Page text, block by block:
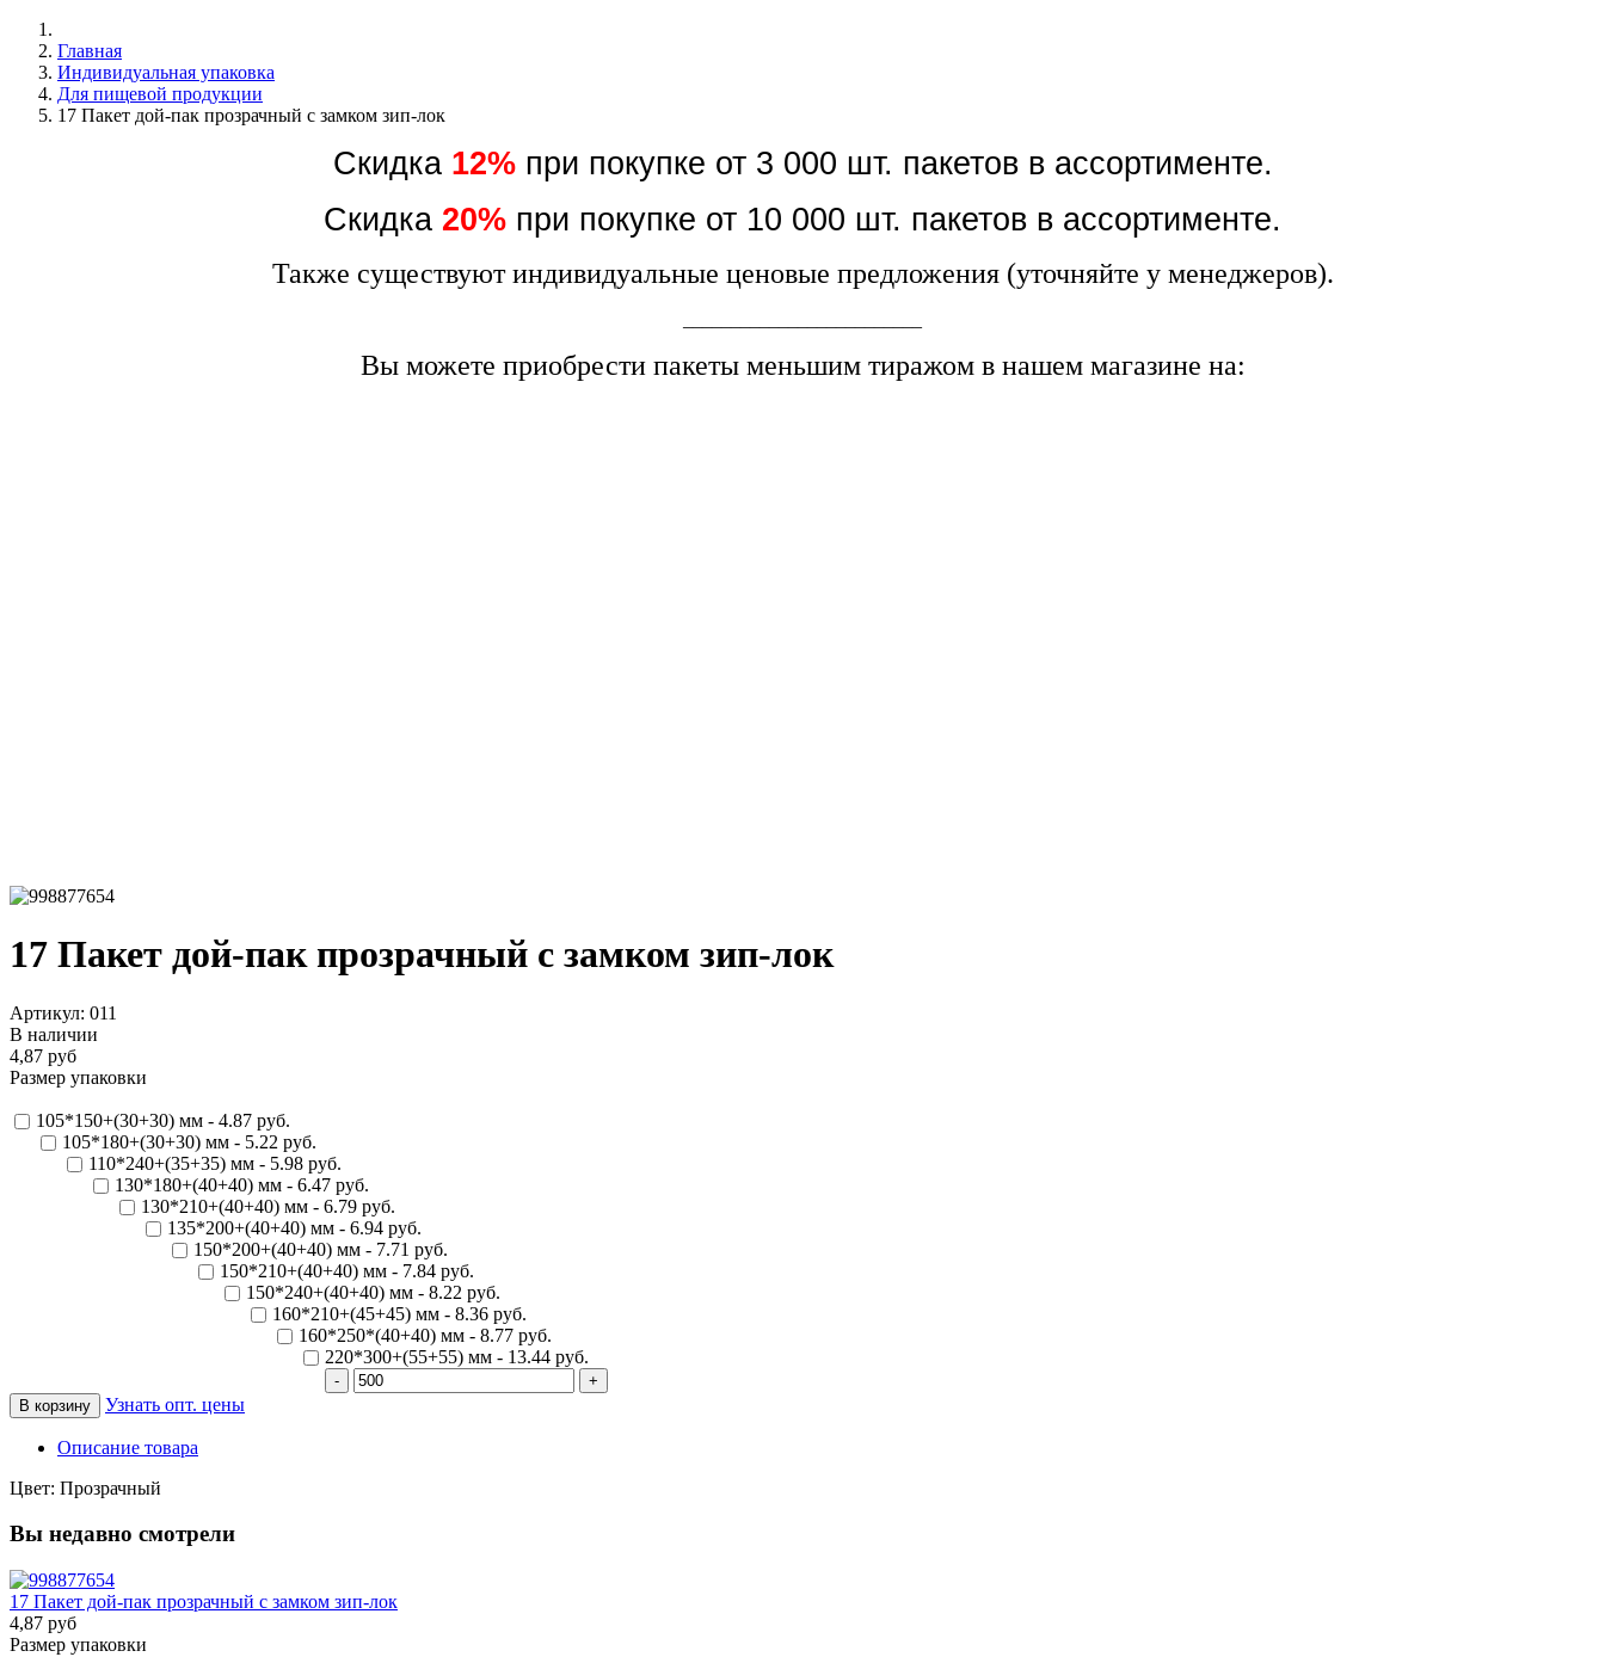
Главная
Индивидуальная упаковка
Для пищевой продукции
17 Пакет дой-пак прозрачный с замком зип-лок
Скидка 12%при покупке от 3 000 шт. пакетов в ассортименте.
Скидка 20% при покупке от 10 000 шт. пакетов в ассортименте.
Также существуют индивидуальные ценовые предложения (уточняйте у менеджеров).
Вы можете приобрести пакеты меньшим тиражом в нашем магазине на:
17 Пакет дой-пак прозрачный с замком зип-лок
Артикул: 011
В наличии
4,87 руб
Размер упаковки
105*150+(30+30) мм - 4.87 руб.
105*180+(30+30) мм - 5.22 руб.
110*240+(35+35) мм - 5.98 руб.
130*180+(40+40) мм - 6.47 руб.
130*210+(40+40) мм - 6.79 руб.
135*200+(40+40) мм - 6.94 руб.
150*200+(40+40) мм - 7.71 руб.
150*210+(40+40) мм - 7.84 руб.
150*240+(40+40) мм - 8.22 руб.
160*210+(45+45) мм - 8.36 руб.
160*250*(40+40) мм - 8.77 руб.
220*300+(55+55) мм - 13.44 руб.
Узнать опт. цены
Описание товара
Цвет: Прозрачный
Вы недавно смотрели
17 Пакет дой-пак прозрачный с замком зип-лок
4,87 руб
Размер упаковки